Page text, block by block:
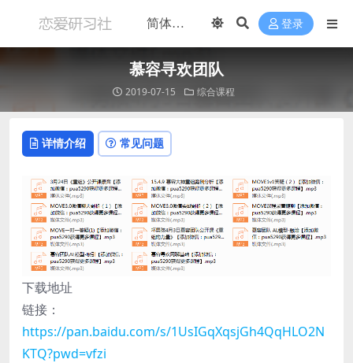
登录
慕容寻欢团队
2019-07-15 综合课程
详情介绍 常见问题
下载地址
链接：
https://pan.baidu.com/s/1UsIGqXqsjGh4QqHLO2N
KTQ?pwd=vfzi